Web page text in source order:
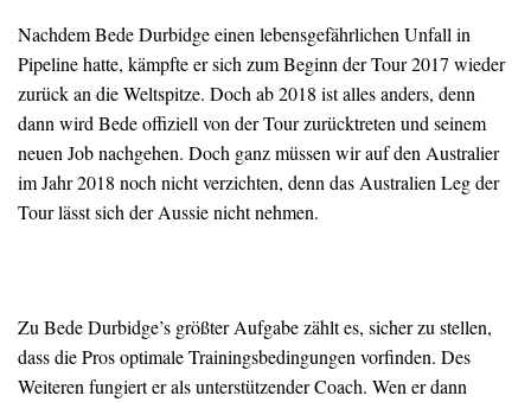
Nachdem Bede Durbidge einen lebensgefährlichen Unfall in
Pipeline hatte, kämpfte er sich zum Beginn der Tour 2017 wieder
zurück an die Weltspitze. Doch ab 2018 ist alles anders, denn
dann wird Bede offiziell von der Tour zurücktreten und seinem
neuen Job nachgehen. Doch ganz müssen wir auf den Australier
im Jahr 2018 noch nicht verzichten, denn das Australien Leg der
Tour lässt sich der Aussie nicht nehmen.
Zu Bede Durbidge’s größter Aufgabe zählt es, sicher zu stellen,
dass die Pros optimale Trainingsbedingungen vorfinden. Des
Weiteren fungiert er als unterstützender Coach. Wen er dann